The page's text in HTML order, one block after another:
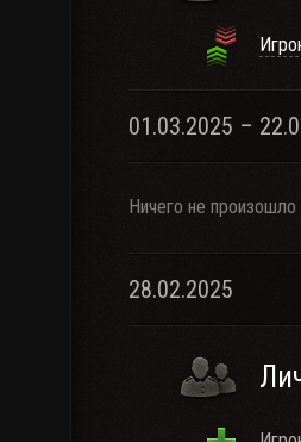
01.03.2025 –
Ничего не произошло
28.02.2025